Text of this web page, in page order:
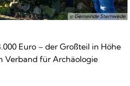
© Gemeinde Stemwede
Euro – der Großteil in Höhe
Verband für Archäologie